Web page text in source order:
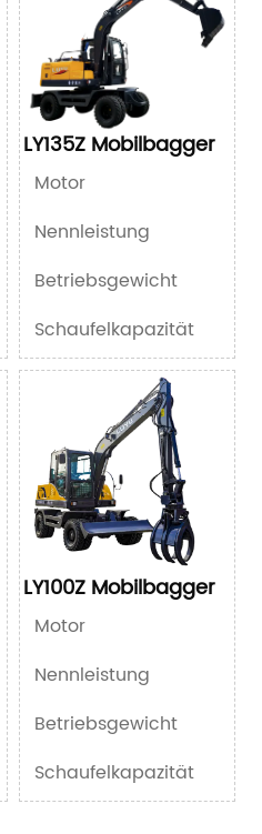
LY135Z Mobilbagger
Motor
Nennleistung
Betriebsgewicht
Schaufelkapazität
LY100Z Mobilbagger
Motor
Nennleistung
Betriebsgewicht
Schaufelkapazität